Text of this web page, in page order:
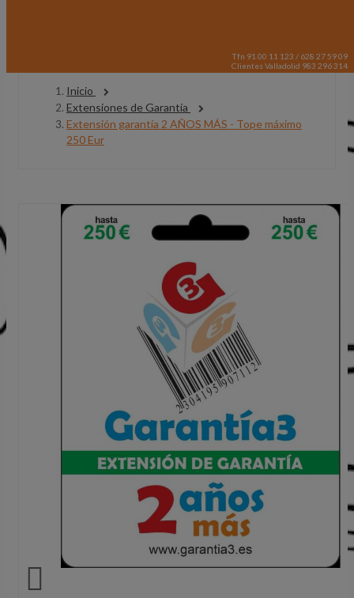
Tfn 91 00 11 123 / 628 27 59 09
Clientes Valladolid 983 296 314
Inicio
Extensiones de Garantía
Extensión garantía 2 AÑOS MÁS - Tope máximo
250 Eur
